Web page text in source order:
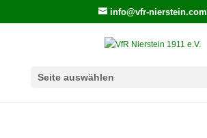
info@vfr-nierstein.com
Seite auswählen